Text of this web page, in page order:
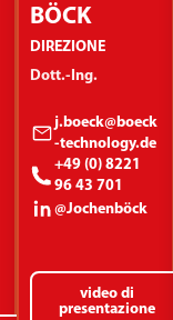
BÖCK
DIREZIONE
Dott.-Ing.
j.boeck@boeck
-technology.de
+49 (0) 8221
96 43 701
@Jochenböck
video di
presentazione